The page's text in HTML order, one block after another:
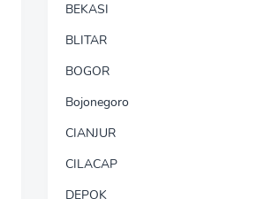
BEKASI
BLITAR
BOGOR
Bojonegoro
CIANJUR
CILACAP
DEPOK